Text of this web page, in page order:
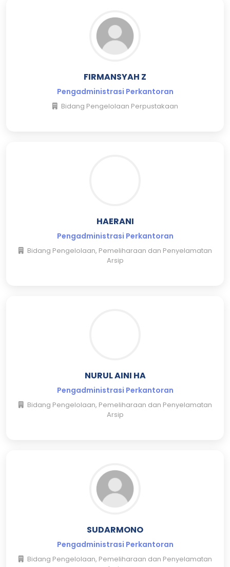
FIRMANSYAH Z
Pengadministrasi Perkantoran
Bidang Pengelolaan Perpustakaan
HAERANI
Pengadministrasi Perkantoran
Bidang Pengelolaan, Pemeliharaan dan Penyelamatan
Arsip
NURUL AINI HA
Pengadministrasi Perkantoran
Bidang Pengelolaan, Pemeliharaan dan Penyelamatan
Arsip
SUDARMONO
Pengadministrasi Perkantoran
Bidang Pengelolaan, Pemeliharaan dan Penyelamatan